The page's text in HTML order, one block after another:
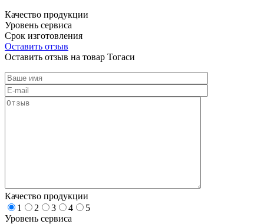
Качество продукции
Уровень сервиса
Срок изготовления
Оставить отзыв
Оставить отзыв на товар Тогаси
Качество продукции
1
2 3 4
5
Уровень сервиса